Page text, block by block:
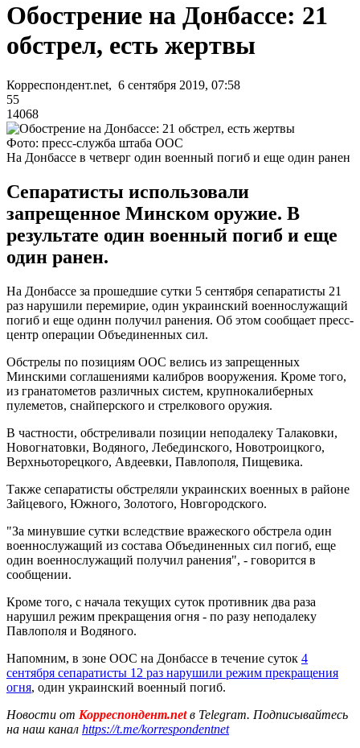
Обострение на Донбассе: 21
обстрел, есть жертвы
Корреспондент.net, 6 сентября 2019, 07:58
55
14068
Фото: пресс-служба штаба ООС
На Донбассе в четверг один военный погиб и еще один ранен
Сепаратисты использовали
запрещенное Минском оружие. В
результате один военный погиб и еще
один ранен.
На Донбассе за прошедшие сутки 5 сентября сепаратисты 21
раз нарушили перемирие, один украинский военнослужащий
погиб и еще одинн получил ранения. Об этом сообщает пресс-
центр операции Объединенных сил.
Обстрелы по позициям ООС велись из запрещенных
Минскими соглашениями калибров вооружения. Кроме того,
из гранатометов различных систем, крупнокалиберных
пулеметов, снайперского и стрелкового оружия.
В частности, обстреливали позиции неподалеку Талаковки,
Новогнатовки, Водяного, Лебединского, Новотроицкого,
Верхньоторецкого, Авдеевки, Павлополя, Пищевика.
Также сепаратисты обстреляли украинских военных в районе
Зайцевого, Южного, Золотого, Новгородского.
"За минувшие сутки вследствие вражеского обстрела один
военнослужащий из состава Объединенных сил погиб, еще
один военнослужащий получил ранения", - говорится в
сообщении.
Кроме того, с начала текущих суток противник два раза
нарушил режим прекращения огня - по разу неподалеку
Павлополя и Водяного.
Напомним, в зоне ООС на Донбассе в течение суток 4
сентября сепаратисты 12 раз нарушили режим прекращения
огня, один украинский военный погиб.
Новости от Корреспондент.netв Telegram. Подписывайтесь
на наш канал https://t.me/korrespondentnet